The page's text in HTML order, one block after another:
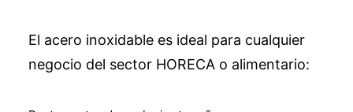
El acero inoxidable es ideal para cualquier
negocio del sector HORECA o alimentario: